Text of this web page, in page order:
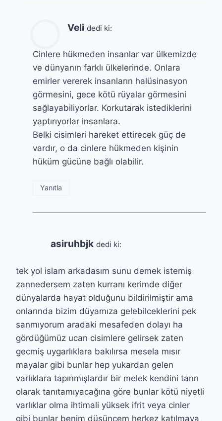
Veli dedi ki:
Cinlere hükmeden insanlar var ülkemizde
ve dünyanın farklı ülkelerinde. Onlara
emirler vererek insanların halüsinasyon
görmesini, gece kötü rüyalar görmesini
sağlayabiliyorlar. Korkutarak istediklerini
yaptırıyorlar insanlara.
Belki cisimleri hareket ettirecek güç de
vardır, o da cinlere hükmeden kişinin
hüküm gücüne bağlı olabilir.
Yanıtla
asiruhbjk dedi ki:
tek yol islam arkadasım sunu demek istemiş
zannedersem zaten kurranı kerimde diğer
dünyalarda hayat olduğunu bildirilmiştir ama
onlarında bizim düyamıza gelebilceklerini pek
sanmıyorum aradaki mesafeden dolayı ha
gördüğümüz ucan cisimlere gelirsek zaten
gecmiş uygarlıklara bakılırsa mesela mısır
mayalar gibi bunlar hep yukardan gelen
varlıklara tapınmışlardır bir melek kendini tanrı
olarak tanıtamıyacağına göre bunlar kötü niyetli
varlıklar olma ihtimali yüksek ifrit veya cinler
gibi bunlar benim düşüncem herkez katılmaya